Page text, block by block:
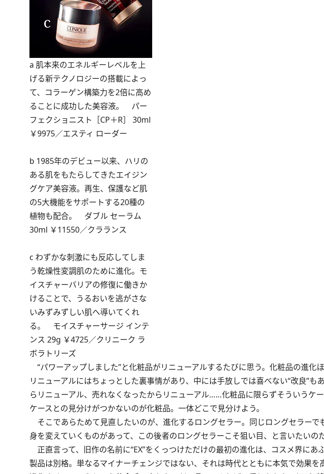
a 肌本来のエネルギーレベルを上
げる新テクノロジーの搭載によっ
て、コラーゲン構築力を2倍に高め
ることに成功した美容液。 パー
フェクショニスト［CP＋R］ 30ml
￥9975／エスティ ローダー
b 1985年のデビュー以来、ハリの
ある肌をもたらしてきたエイジン
グケア美容液。再生、保護など肌
の5大機能をサポートする20種の
植物も配合。 ダブル セーラム
30ml ￥11550／クラランス
c わずかな刺激にも反応してしま
う乾燥性変調肌のために進化。モ
イスチャーバリアの修復に働きか
けることで、うるおいを逃がさな
いみずみずしい肌へ導いてくれ
る。 モイスチャーサージ インテ
ンス 29g ￥4725／クリニーク ラ
ボラトリーズ
“パワーアップしました”と化粧品がリニューアルするたびに思う。化粧品の進化
リニューアルにはちょっとした裏事情があり、中には手放しでは喜べない“改良”
らリニューアル、売れなくなったからリニューアル……化粧品に限らずそういうケ
ケースとの見分けがつかないのが化粧品。一体どこで見分けよう。
そこであらためて見直したいのが、進化するロングセラー。同じロングセラーで
身を変えていくものがあって、この後者のロングセラーこそ狙い目、と言いたいのだ
正直言って、旧作の名前に“EX”をくっつけただけの最初の進化は、コスメ界に
製品は別格。単なるマイナーチェンジではない、それは時代とともに本気で効果